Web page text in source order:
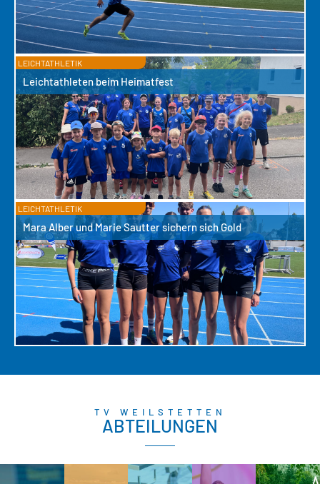
LEICHTATHLETIK
Leichtathleten beim Heimatfest
LEICHTATHLETIK
Mara Alber und Marie Sautter sichern sich Gold
TV WEILSTETTEN
ABTEILUNGEN